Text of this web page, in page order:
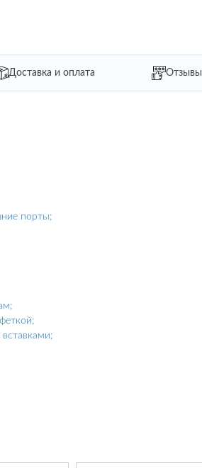
Доставка и оплата Отзывы
порты;